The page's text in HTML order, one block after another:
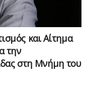
και Αίτημα
την
στη Μνήμη του